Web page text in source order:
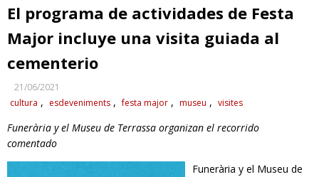
SERVICIOS DE CREMATORIO
SERVICIOS DE CEMENTERIO
NOTICIAS
ACCIONES
EMPRESA
CONTACTO
INFORMACIÓN CORPORATIVA
RESPONSABILIDAD SOCIAL
El programa de actividades de Festa
Major incluye una visita guiada al
cementerio
21/06/2021
cultura
esdeveniments festa major museu visites
Funerària y el Museu de Terrassa organizan el recorrido
comentado
Funerària y el Museu de